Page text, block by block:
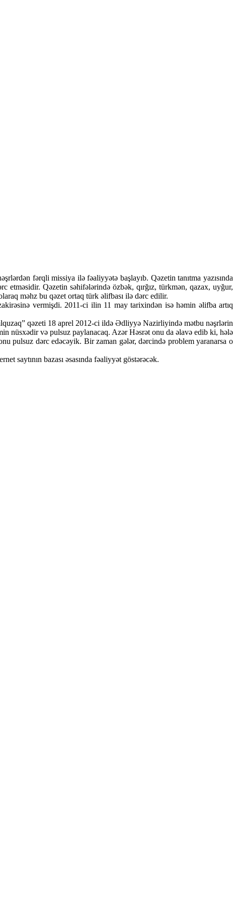
fərqli missiya ilə fəaliyyətə başlayıb. Qəzetin tanıtma yazısında
Qəzetin səhifələrində özbək, qırğız, türkmən, qazax, uyğur,
məhz bu qəzet ortaq türk əlifbası ilə dərc edilir.
vermişdi. 2011-ci ilin 11 may tarixindən isə həmin əlifba artıq
qəzeti 18 aprel 2012-ci ildə Ədliyyə Nazirliyində mətbu nəşrlərin
nüsxədir və pulsuz paylanacaq. Azər Həsrət onu da əlavə edib ki, hələ
pulsuz dərc edəcəyik. Bir zaman gələr, dərcində problem yaranarsa o
saytının bazası əsasında fəaliyyət göstərəcək.